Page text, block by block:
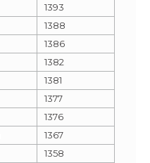
1393
1388
1386
1382
1381
1377
1376
1367
1358